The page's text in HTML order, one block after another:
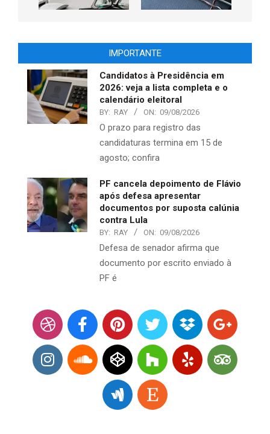
IMPORTANTE
Candidatos à Presidência em
2026: veja a lista completa e o
calendário eleitoral
BY: RAY ON: 09/08/2026
O prazo para registro das
candidaturas termina em 15 de
agosto; confira
PF cancela depoimento de Flávio
após defesa apresentar
documentos por suposta calúnia
contra Lula
BY: RAY ON: 09/08/2026
Defesa de senador afirma que
documento por escrito enviado à
PF é